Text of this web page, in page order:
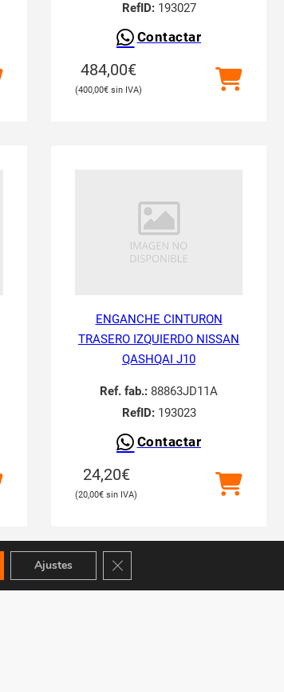
RefID:193027
Contactar
484,00€
400,00€
ENGANCHE CINTURON
TRASERO IZQUIERDO NISSAN
QASHQAI J10
Ref. fab.: 88863JD11A
RefID:193023
Contactar
24,20€
20,00€
Ajustes Cerrar el banner de cookies RGPD